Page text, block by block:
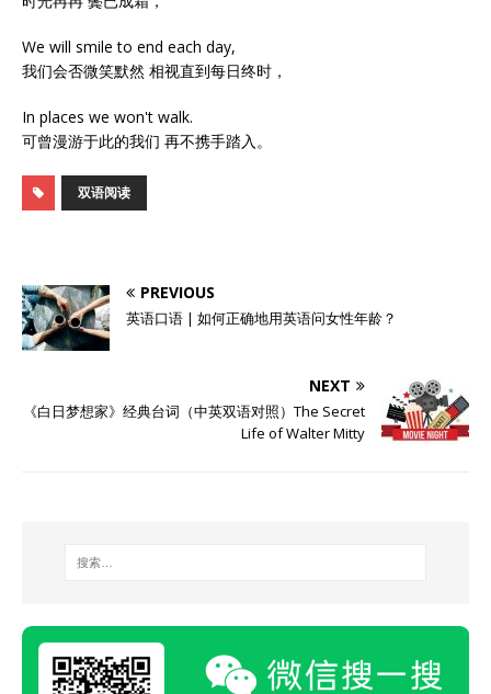
We will smile to end each day,
我们会否微笑默然 相视直到每日终时，
In places we won't walk.
可曾漫游于此的我们 再不携手踏入。
双语阅读
PREVIOUS
英语口语 | 如何正确地用英语问女性年龄？
NEXT
《白日梦想家》经典台词（中英双语对照）The Secret
Life of Walter Mitty